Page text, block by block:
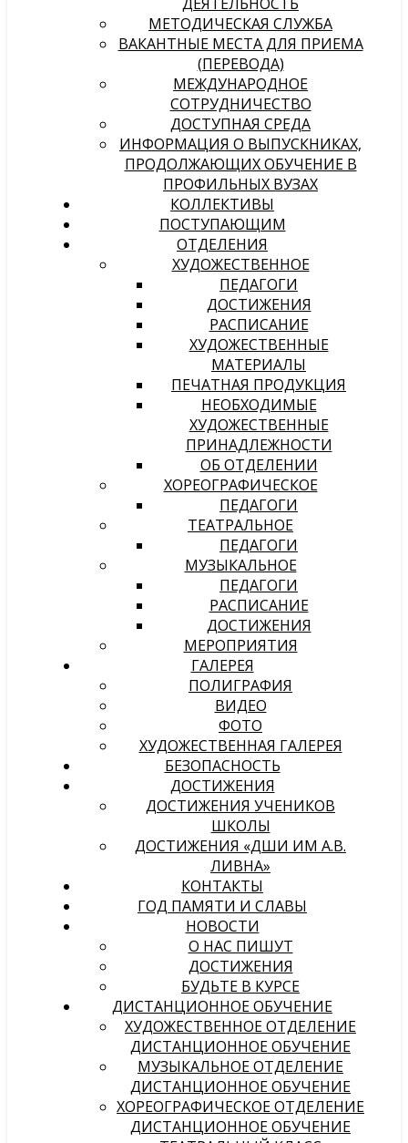
МЕТОДИЧЕСКАЯ СЛУЖБА
ВАКАНТНЫЕ МЕСТА ДЛЯ ПРИЕМА
(ПЕРЕВОДА)
МЕЖДУНАРОДНОЕ
СОТРУДНИЧЕСТВО
ДОСТУПНАЯ СРЕДА
ИНФОРМАЦИЯ О ВЫПУСКНИКАХ,
ПРОДОЛЖАЮЩИХ ОБУЧЕНИЕ В
ПРОФИЛЬНЫХ ВУЗАХ
КОЛЛЕКТИВЫ
ПОСТУПАЮЩИМ
ОТДЕЛЕНИЯ
ХУДОЖЕСТВЕННОЕ
ПЕДАГОГИ
ДОСТИЖЕНИЯ
РАСПИСАНИЕ
ХУДОЖЕСТВЕННЫЕ
МАТЕРИАЛЫ
ПЕЧАТНАЯ ПРОДУКЦИЯ
НЕОБХОДИМЫЕ
ХУДОЖЕСТВЕННЫЕ
ПРИНАДЛЕЖНОСТИ
ОБ ОТДЕЛЕНИИ
ХОРЕОГРАФИЧЕСКОЕ
ПЕДАГОГИ
ТЕАТРАЛЬНОЕ
ПЕДАГОГИ
МУЗЫКАЛЬНОЕ
ПЕДАГОГИ
РАСПИСАНИЕ
ДОСТИЖЕНИЯ
МЕРОПРИЯТИЯ
ГАЛЕРЕЯ
ПОЛИГРАФИЯ
ВИДЕО
ФОТО
ХУДОЖЕСТВЕННАЯ ГАЛЕРЕЯ
БЕЗОПАСНОСТЬ
ДОСТИЖЕНИЯ
ДОСТИЖЕНИЯ УЧЕНИКОВ
ШКОЛЫ
ДОСТИЖЕНИЯ «ДШИ ИМ А.В.
ЛИВНА»
КОНТАКТЫ
ГОД ПАМЯТИ И СЛАВЫ
НОВОСТИ
О НАС ПИШУТ
ДОСТИЖЕНИЯ
БУДЬТЕ В КУРСЕ
ДИСТАНЦИОННОЕ ОБУЧЕНИЕ
ХУДОЖЕСТВЕННОЕ ОТДЕЛЕНИЕ
ДИСТАНЦИОННОЕ ОБУЧЕНИЕ
МУЗЫКАЛЬНОЕ ОТДЕЛЕНИЕ
ДИСТАНЦИОННОЕ ОБУЧЕНИЕ
ХОРЕОГРАФИЧЕСКОЕ ОТДЕЛЕНИЕ
ДИСТАНЦИОННОЕ ОБУЧЕНИЕ